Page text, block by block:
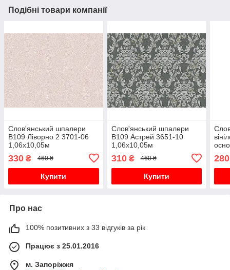
Подібні товари компанії
Слов'янський шпалери
В109 Ліворно 2 3701-06
1,06х10,05м
330 ₴ 460 ₴
Купити
Слов'янський шпалери
В109 Астрей 3651-10
1,06х10,05м
310₴ 460 ₴
Купити
280
Про нас
100% позитивних з 33 відгуків за рік
Працює з 25.01.2016
м. Запоріжжя